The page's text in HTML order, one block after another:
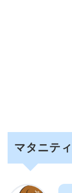
マタニテ